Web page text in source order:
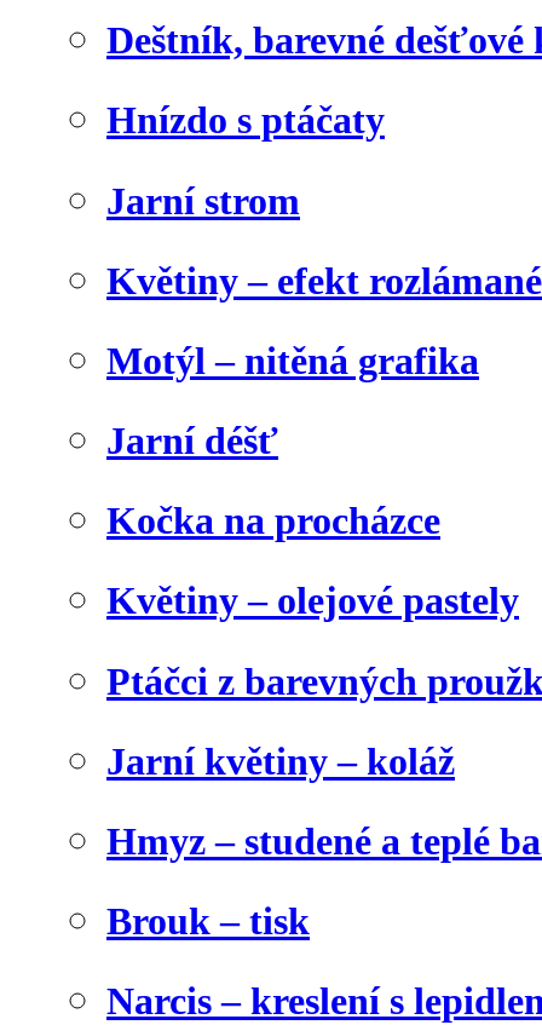
Deštník, barevné dešťové
Hnízdo s ptáčaty
Jarní strom
Květiny – efekt
Motýl – nitěná grafika
Jarní déšť
Kočka na procházce
Květiny – olejové pastely
Ptáčci z barevných
Jarní květiny – koláž
Hmyz – studené a teplé
Brouk – tisk
Narcis – kreslení s